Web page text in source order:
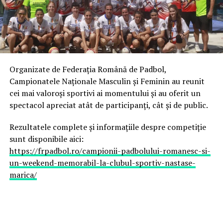
ARTICOLE PE ACEIASI TEMA:
URMATORUL
CrossFit sau Bodybuilding?
Pariuri tenis pe turneele la dublu: iata ce trebuie sa stii
despre echipe!
Floris Stănculea– ACS Sportul pentru Viitor
București
Adrian Cătrună– ACS Sportul pentru Viitor
Daniel Matincă– ACS Sportul pentru Viitor
București
Cele două echipe au impresionat prin constanță,
transformat, încă din primele zile ale competiției, în
principalele candidate la câștigarea trofeului.
Semifinale de cel mai înalt nivel
Organizate de Federația Română de Padbol,
Campionatele Naționale Masculin și Feminin au reunit
cei mai valoroși sportivi ai momentului și au oferit un
spectacol apreciat atât de participanți, cât și de public.
Rezultatele complete și informațiile despre competiție
sunt disponibile aici:
https://frpadbol.ro/campionii-padbolului-romanesc-si-
un-weekend-memorabil-la-clubul-sportiv-nastase-
marica/